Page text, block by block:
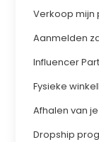
Verkoop mijn
Aanmelden
Influencer
Fysieke
Afhalen van
Dropship